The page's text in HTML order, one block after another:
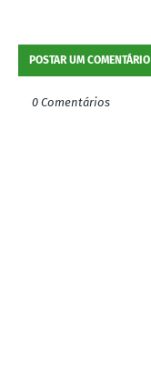
POSTAR UM COMENTÁRIO
0 Comentários